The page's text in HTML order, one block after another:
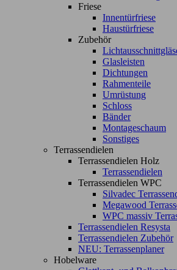
Friese
Innentürfriese
Haustürfriese
Zubehör
Glasleisten
Dichtungen
Rahmenteile
Umrüstung
Schloss
Bänder
Montageschaum
Sonstiges
Terrassendielen
Terrassendielen Holz
Terrassendielen
Terrassendielen WPC
Silvadec
Megawood
WPC massiv
Terrassendielen Resysta
Terrassendielen Zubehör
NEU: Terrassenplaner
Hobelware